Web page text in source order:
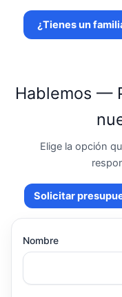
¿Tienes un
Hablemos —
Elige la opción
Solicitar
Nombre